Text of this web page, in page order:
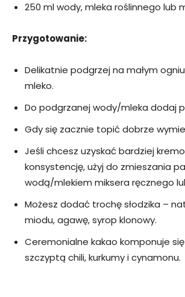
250 ml wody, mleka roślinnego lub
Przygotowanie:
Delikatnie podgrzej na małym
mleko.
Do podgrzanej wody/mleka dodaj
Gdy się zacznie topić dobrze
Jeśli chcesz uzyskać bardziej
konsystencję, użyj do zmieszania
wodą/mlekiem miksera ręcznego
Możesz dodać trochę słodzika –
miodu, agawę, syrop klonowy.
Ceremonialne kakao komponuje
szczyptą chili, kurkumy i cynamonu.